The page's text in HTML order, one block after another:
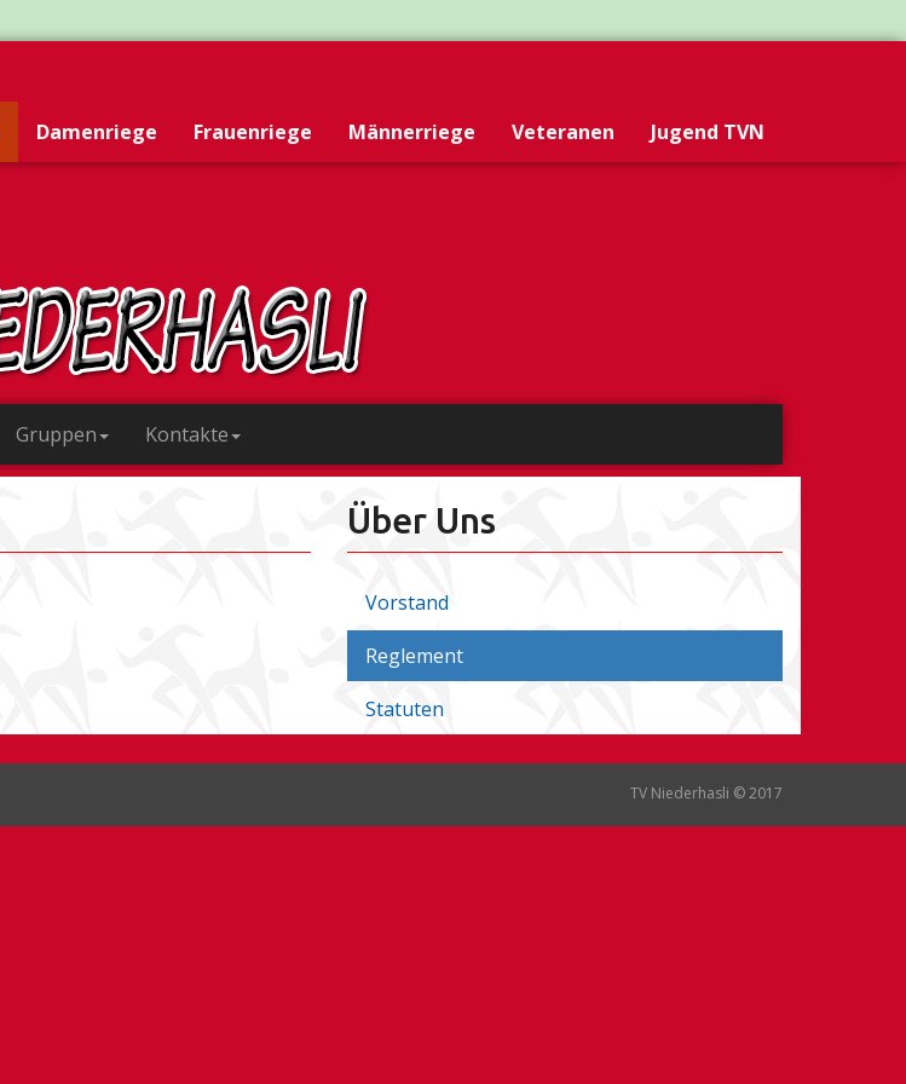
Damenriege Frauenriege Männerriege Veteranen
Jugend TVN
Gruppen Kontakte
Über Uns
Vorstand
Reglement
Statuten
TV Niederhasli © 2017